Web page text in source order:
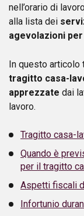
nell’orario di
alla lista dei
agevolazioni
In questo articolo
tragitto casa-
apprezzate dai
lavoro.
Tragitto casa-
Quando è
per il tragitto
Aspetti fiscali
Infortunio